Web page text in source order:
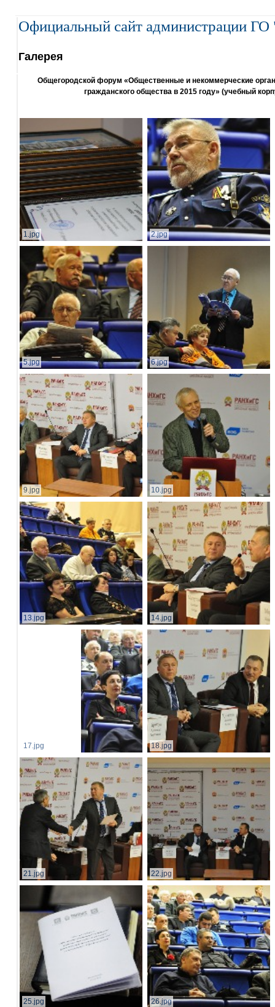
Официальный сайт администрации ГО
Галерея
Общегородской форум «Общественные и некоммерческие
гражданского общества в 2015 году» (учебный
1.jpg 2.jpg
5.jpg 6.jpg
9.jpg 10.jpg
13.jpg 14.jpg
17.jpg 18.jpg
21.jpg 22.jpg
25.jpg 26.jpg